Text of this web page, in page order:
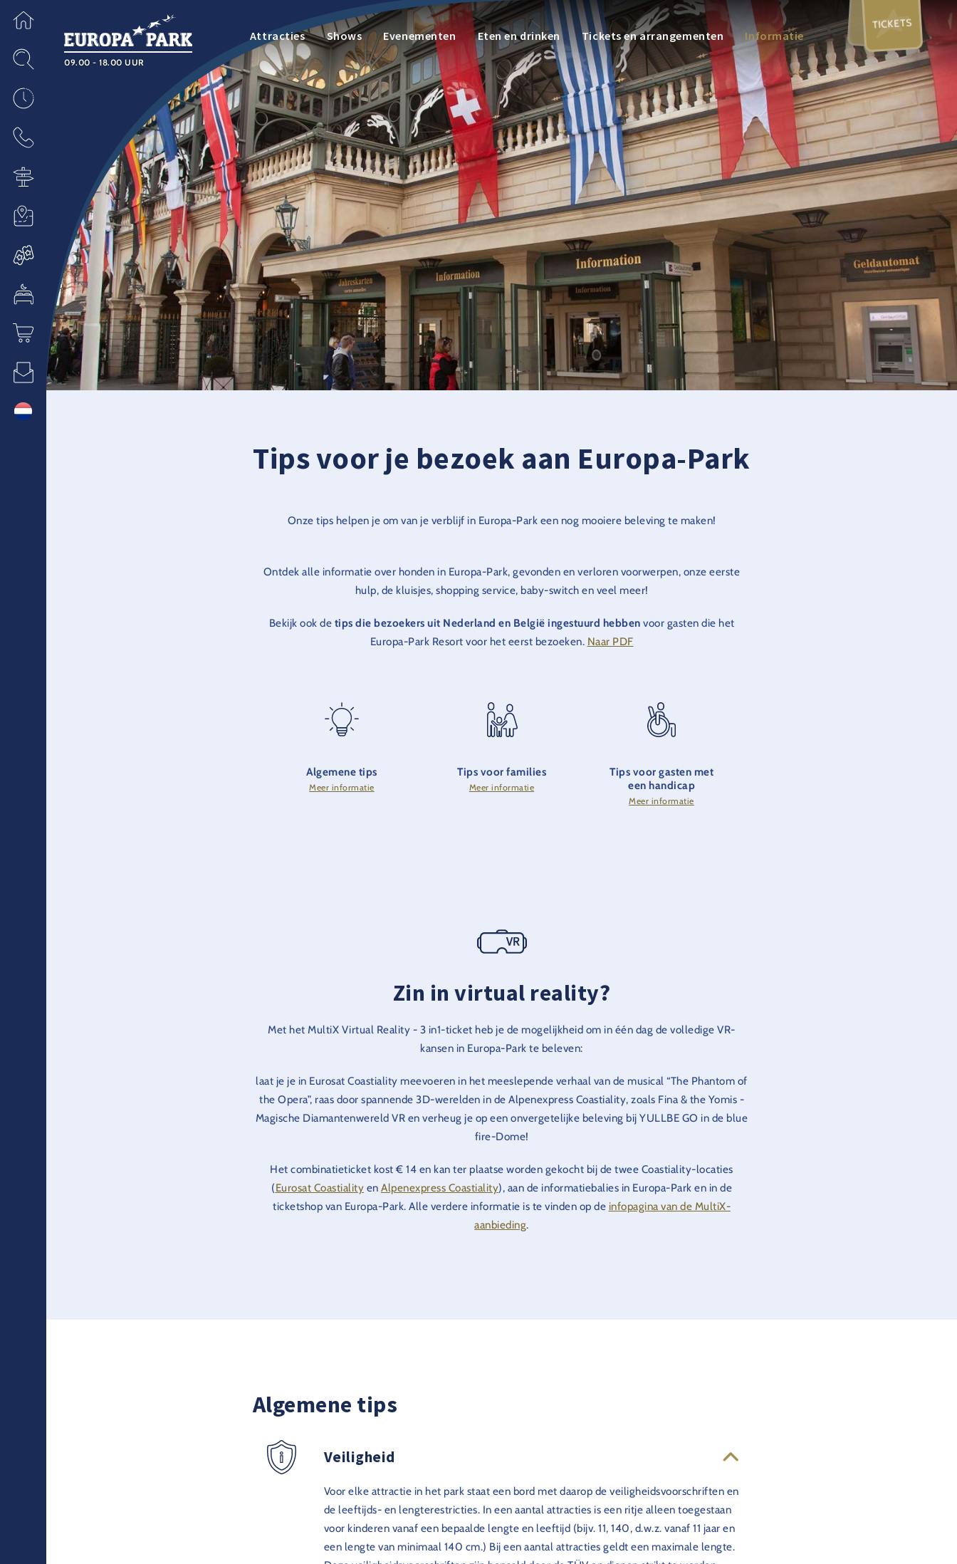
09.00 - 18.00 UUR
Attracties Shows Evenementen Eten en drinken Tickets en arrangementen Informatie
TICKETS
Tips voor je bezoek aan Europa-Park
Onze tips helpen je om van je verblijf in Europa-Park een nog mooiere beleving te maken!
Ontdek alle informatie over honden in Europa-Park, gevonden en verloren voorwerpen, onze eerste
hulp, de kluisjes, shopping service, baby-switch en veel meer!
Bekijk ook de tips die bezoekers uit Nederland en België ingestuurd hebben voor gasten die het
Europa-Park Resort voor het eerst bezoeken. Naar PDF
Algemene tips
Meer informatie
Tips voor families
Meer informatie
Tips voor gasten met
een handicap
Meer informatie
Zin in virtual reality?
Met het MultiX Virtual Reality - 3 in1-ticket heb je de mogelijkheid om in één dag de volledige VR-
kansen in Europa-Park te beleven:
laat je je in Eurosat Coastiality meevoeren in het meeslepende verhaal van de musical “The Phantom of
the Opera”, raas door spannende 3D-werelden in de Alpenexpress Coastiality, zoals Fina & the Yomis -
Magische Diamantenwereld VR en verheug je op een onvergetelijke beleving bij YULLBE GO in de blue
fire-Dome!
Het combinatieticket kost € 14 en kan ter plaatse worden gekocht bij de twee Coastiality-locaties
(Eurosat Coastiality en Alpenexpress Coastiality), aan de informatiebalies in Europa-Park en in de
ticketshop van Europa-Park. Alle verdere informatie is te vinden op de infopagina van de MultiX-
aanbieding.
Algemene tips
Veiligheid
Voor elke attractie in het park staat een bord met daarop de veiligheidsvoorschriften en
de leeftijds- en lengterestricties. In een aantal attracties is een ritje alleen toegestaan
voor kinderen vanaf een bepaalde lengte en leeftijd (bijv. 11, 140, d.w.z. vanaf 11 jaar en
een lengte van minimaal 140 cm.) Bij een aantal attracties geldt een maximale lengte.